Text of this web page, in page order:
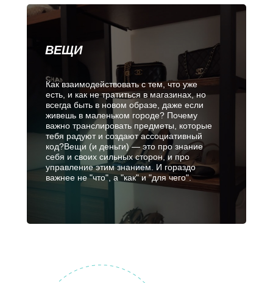
ВЕЩИ
Как взаимодействовать с тем, что уже
есть, и как не тратиться в магазинах, но
всегда быть в новом образе, даже если
живешь в маленьком городе? Почему
важно транслировать предметы, которые
тебя радуют и создают ассоциативный
код?Вещи (и деньги) — это про знание
себя и своих сильных сторон, и про
управление этим знанием. И гораздо
важнее не "что", а "как" и "для чего".